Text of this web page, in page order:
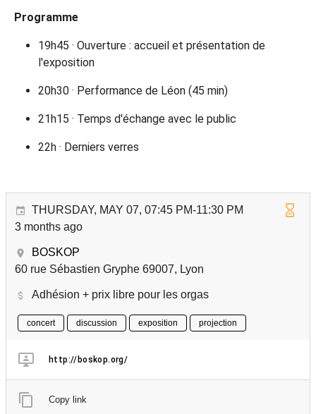
Programme
19h45 · Ouverture : accueil et présentation de
l'exposition
20h30 · Performance de Léon (45 min)
21h15 · Temps d'échange avec le public
22h · Derniers verres
THURSDAY, MAY 07, 07:45 PM-11:30 PM
3 months ago
BOSKOP
60 rue Sébastien Gryphe 69007, Lyon
Adhésion + prix libre pour les orgas
concert discussion exposition projection
http://boskop.org/
Copy link